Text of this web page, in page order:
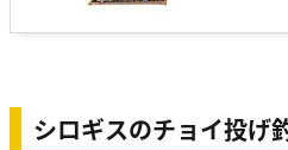
シロギスのチョイ投げ